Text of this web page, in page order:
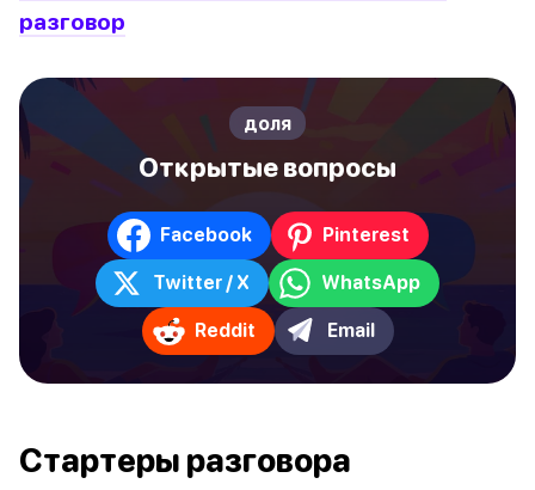
разговор
доля
Открытые вопросы
Facebook Pinterest
Twitter / X WhatsApp
Reddit Email
Стартеры разговора